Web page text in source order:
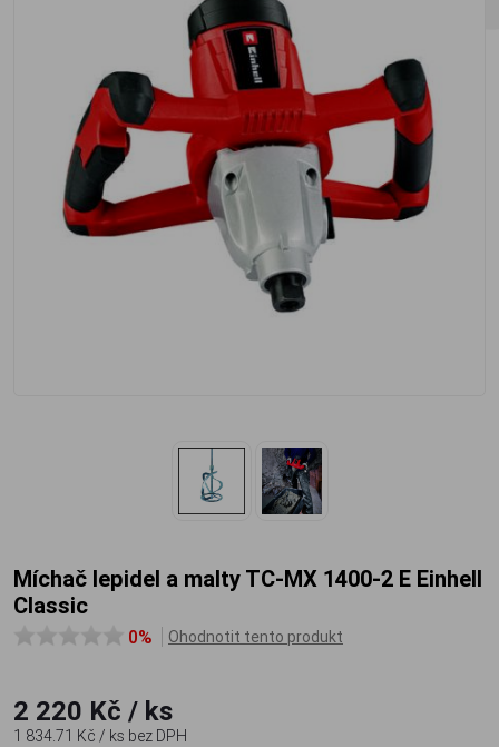
Míchač lepidel a malty TC-MX 1400-2 E Einhell
Classic
0% Ohodnotit tento produkt
2 220 Kč / ks
1 834.71 Kč / ks bez DPH